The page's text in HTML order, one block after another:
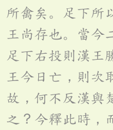
所禽矣。足下所
王尚存也。當今
足下右投則漢王
王今日亡，則次
故，何不反漢與
之？今釋此時，